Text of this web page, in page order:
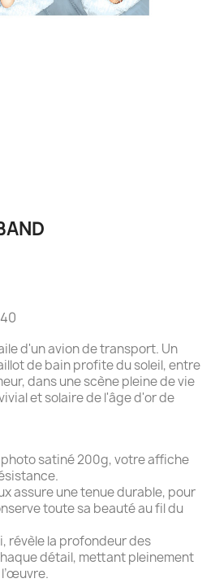
d'un avion de transport. Un
de bain profite du soleil, entre
dans une scène pleine de vie
et solaire de l'âge d'or de
satiné 200g, votre affiche
assure une tenue durable, pour
toute sa beauté au fil du
révèle la profondeur des
détail, mettant pleinement